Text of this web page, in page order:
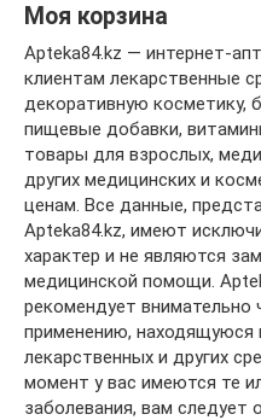
Моя корзина
Apteka84.kz — интернет-
клиентам лекарственные
декоративную косметику,
пищевые добавки,
товары для взрослых,
других медицинских и
ценам. Все данные,
Apteka84.kz, имеют
характер и не являются
медицинской помощи.
рекомендует внимательно
применению, находящуюся
лекарственных и других
момент у вас имеются те
заболевания, вам